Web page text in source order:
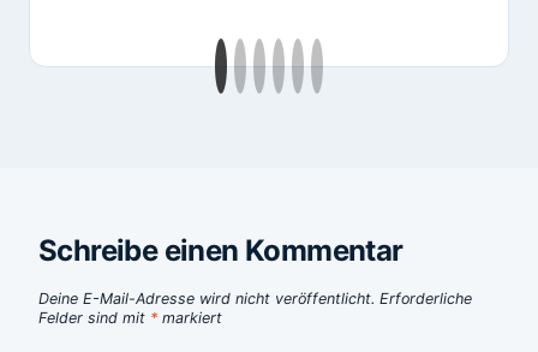
Schreibe einen Kommentar
Deine E-Mail-Adresse wird nicht veröffentlicht. Erforderliche
Felder sind mit * markiert